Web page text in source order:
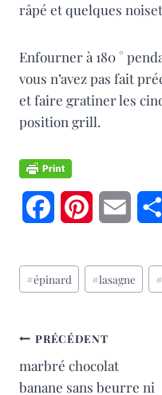
râpé et quelques
Enfourner à 180 °
vous n’avez pas fait
et faire gratiner les
position grill.
c
b
o
n
e
r
a
Étiquettes
de
publication :
#épinard #lasagne
NAVIGATION
DE
PRÉCÉDENT
marbré chocolat
banane sans beurre ni